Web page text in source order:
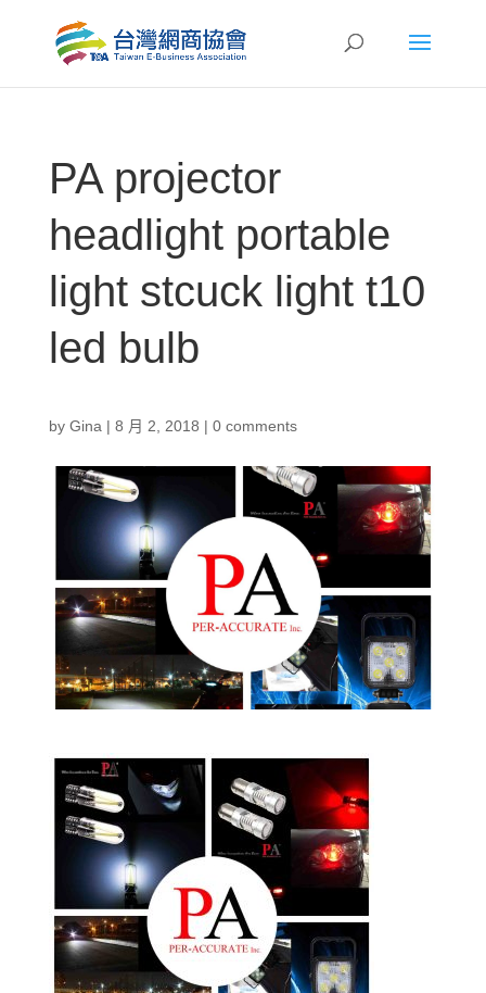
PA projector
headlight portable
light stcuck light t10
led bulb
by Gina | 8 月 2, 2018 | 0 comments